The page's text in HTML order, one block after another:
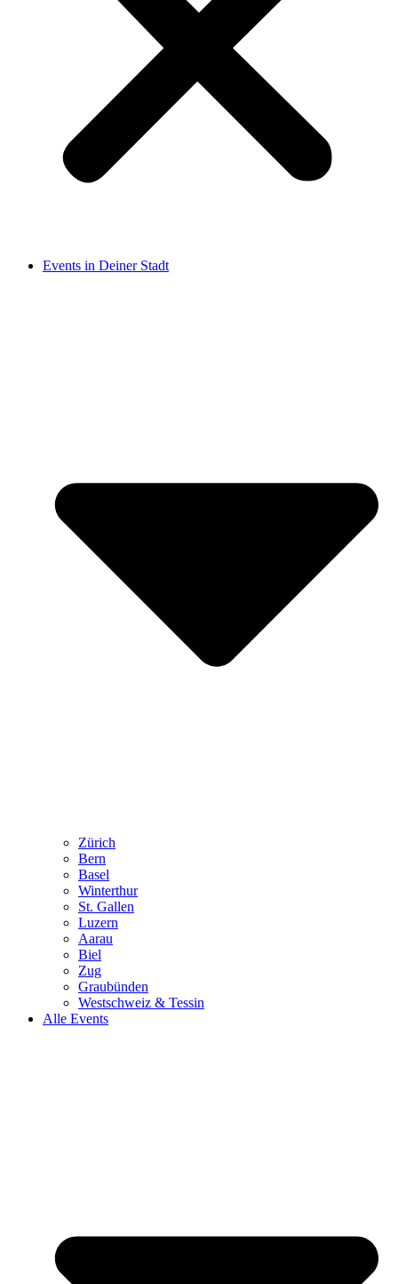
Events in Deiner Stadt
Zürich
Bern
Basel
Winterthur
St. Gallen
Luzern
Aarau
Biel
Zug
Graubünden
Westschweiz & Tessin
Alle Events